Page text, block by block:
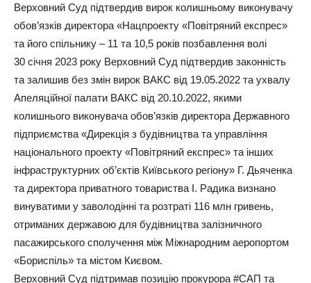
Верховний Суд підтвердив вирок колишньому виконувачу
обов’язків директора «Нацпроекту «Повітряний експрес»
та його спільнику – 11 та 10,5 років позбавлення волі
30 січня 2023 року Верховний Суд підтвердив законність
та залишив без змін вирок ВАКС від 19.05.2022 та ухвалу
Апеляційної палати ВАКС від 20.10.2022, якими
колишнього виконувача обов’язків директора Державного
підприємства «Дирекція з будівництва та управління
національного проекту «Повітряний експрес» та інших
інфраструктурних об’єктів Київського регіону» Г. Дьяченка
та директора приватного товариства І. Радика визнано
винуватими у заволодінні та розтраті 116 млн гривень,
отриманих державою для будівництва залізничного
пасажирського сполучення між Міжнародним аеропортом
«Бориспіль» та містом Києвом.
Верховний Суд підтримав позицію прокурора #САП та